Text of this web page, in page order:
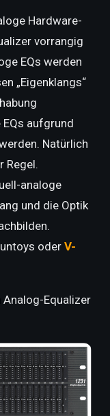
Hardware-
vorrangig
EQs werden
„Eigenklangs“
aufgrund
Natürlich
Regel.
analoge
und die Optik
oder V-
Equalizer